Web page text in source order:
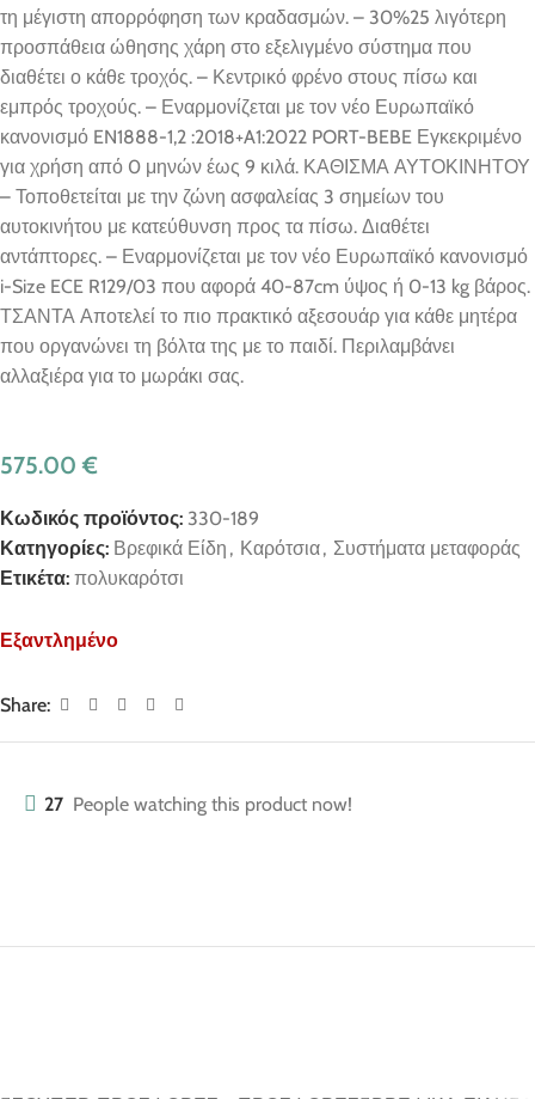
τη μέγιστη απορρόφηση των κραδασμών. – 30%25 λιγότερη
προσπάθεια ώθησης χάρη στο εξελιγμένο σύστημα που
διαθέτει ο κάθε τροχός. – Κεντρικό φρένο στους πίσω και
εμπρός τροχούς. – Εναρμονίζεται με τον νέο Ευρωπαϊκό
κανονισμό EN1888-1,2 :2018+A1:2022 PORT-BEBE Εγκεκριμένο
για χρήση από 0 μηνών έως 9 κιλά. ΚΑΘΙΣΜΑ ΑΥΤΟΚΙΝΗΤΟΥ
– Τοποθετείται με την ζώνη ασφαλείας 3 σημείων του
αυτοκινήτου με κατεύθυνση προς τα πίσω. Διαθέτει
αντάπτορες. – Εναρμονίζεται με τον νέο Ευρωπαϊκό κανονισμό
i-Size ECE R129/03 που αφορά 40-87cm ύψος ή 0-13 kg βάρος.
ΤΣΑΝΤΑ Αποτελεί το πιο πρακτικό αξεσουάρ για κάθε μητέρα
που οργανώνει τη βόλτα της με το παιδί. Περιλαμβάνει
αλλαξιέρα για το μωράκι σας.
575.00€
Κωδικός προϊόντος: 330-189
Κατηγορίες: Βρεφικά Είδη , Καρότσια, Συστήματα μεταφοράς
Ετικέτα: πολυκαρότσι
Εξαντλημένο
Share:
27 People watching this product now!